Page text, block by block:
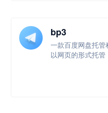
bp3
一款百度网盘托
以网页的形式托